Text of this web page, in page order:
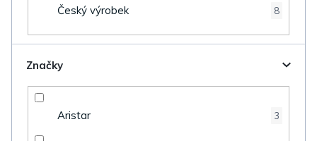
Český výrobek 8
Značky
Aristar 3